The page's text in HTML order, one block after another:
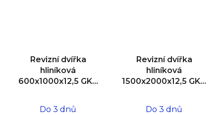
Revizní dvířka
hliníková
600x1000x12,5 GKB
Do 3 dnů
Revizní dvířka
hliníková
1500x2000x12,5 GKB
Do 3 dnů